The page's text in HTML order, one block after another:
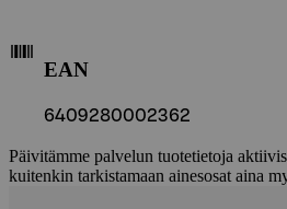
EAN
6409280002362
Päivitämme palvelun tuotetietoja
kuitenkin tarkistamaan ainesosat aina